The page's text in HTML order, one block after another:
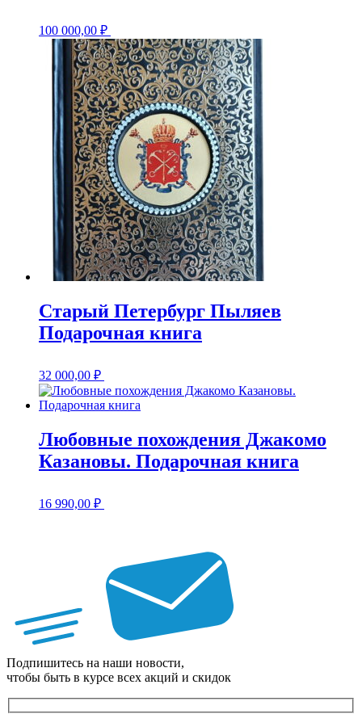
100 000,00 ₽
Старый Петербург Пыляев
Подарочная книга
32 000,00 ₽
Любовные похождения Джакомо
Казановы. Подарочная книга
16 990,00 ₽
Подпишитесь на наши новости,
чтобы быть в курсе всех акций и скидок